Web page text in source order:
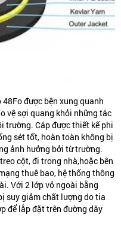
48Fođược bện xung quanh
vệ sợi quang khỏi những tác
trường. Cáp được thiết kế phi
sét tốt, hoàn toàn không bị
ảnh hưởng bởi từ trường.
cột, đi trong nhà,hoặc bên
thuê bao, hệ thống thông
Với 2 lớp vỏ ngoài bằng
suy giảm chất lượng do tia
để lắp đặt trên đường dây